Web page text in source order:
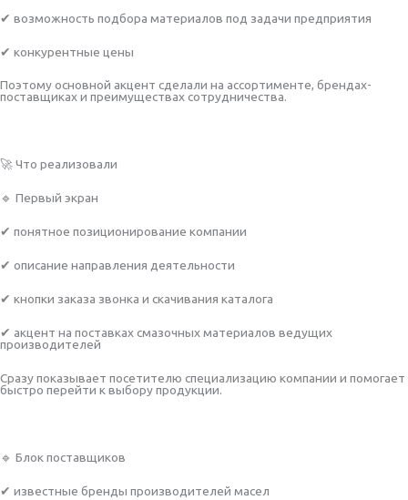
✔ возможность подбора материалов под задачи предприятия
✔ конкурентные цены
Поэтому основной акцент сделали на ассортименте, брендах-
поставщиках и преимуществах сотрудничества.
🚀 Что реализовали
🔹 Первый экран
✔ понятное позиционирование компании
✔ описание направления деятельности
✔ кнопки заказа звонка и скачивания каталога
✔ акцент на поставках смазочных материалов ведущих
производителей
Сразу показывает посетителю специализацию компании и помогает
быстро перейти к выбору продукции.
🔹 Блок поставщиков
✔ известные бренды производителей масел